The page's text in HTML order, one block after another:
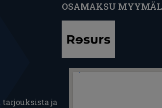
OSAMAKSU
ja